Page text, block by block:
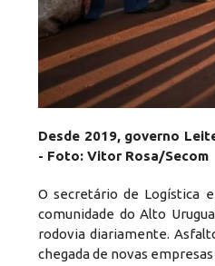
Desde 2019, governo
- Foto: Vitor Rosa/Secom
O secretário de Logística
comunidade do Alto
rodovia diariamente.
chegada de novas